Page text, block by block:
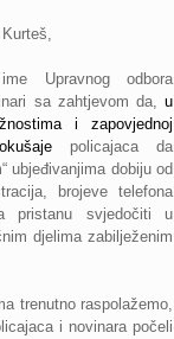
Upravnog odbora
sa zahtjevom da, u
i zapovjednoj
policajaca da
ubjeđivanjima dobiju od
brojeve telefona
pristanu svjedočiti u
djelima zabilježenim
trenutno raspolažemo,
i novinara počeli